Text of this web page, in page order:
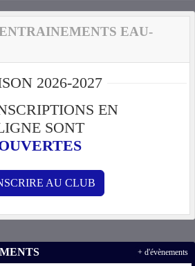
EAU-
2026-2027
EN
SONT
AU CLUB
+ d'évènements